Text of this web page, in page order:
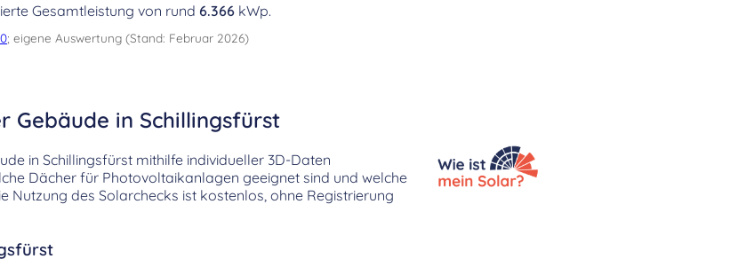
Gesamtleistung von rund 6.366 kWp.
; eigene Auswertung (Stand: Februar 2026)
Gebäude in Schillingsfürst
in Schillingsfürst mithilfe individueller 3D-Daten
Dächer für Photovoltaikanlagen geeignet sind und welche
Nutzung des Solarchecks ist kostenlos, ohne Registrierung